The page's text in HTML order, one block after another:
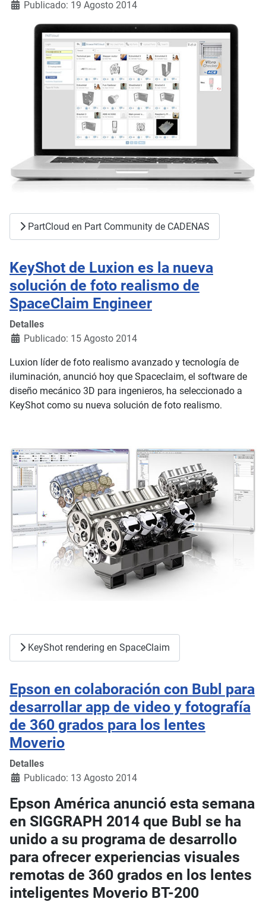
Publicado: 19 Agosto 2014
PartCloud en Part Community de CADENAS
KeyShot de Luxion es la nueva
solución de foto realismo de
SpaceClaim Engineer
Detalles
Publicado: 15 Agosto 2014
Luxion líder de foto realismo avanzado y tecnología de
iluminación, anunció hoy que Spaceclaim, el software de
diseño mecánico 3D para ingenieros, ha seleccionado a
KeyShot como su nueva solución de foto realismo.
KeyShot rendering en SpaceClaim
Epson en colaboración con Bubl para
desarrollar app de video y fotografía
de 360 grados para los lentes
Moverio
Detalles
Publicado: 13 Agosto 2014
Epson América anunció esta semana
en SIGGRAPH 2014 que Bubl se ha
unido a su programa de desarrollo
para ofrecer experiencias visuales
remotas de 360 grados en los lentes
inteligentes Moverio BT-200